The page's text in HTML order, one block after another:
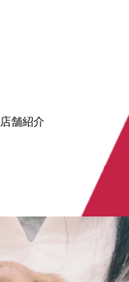
店舗紹介